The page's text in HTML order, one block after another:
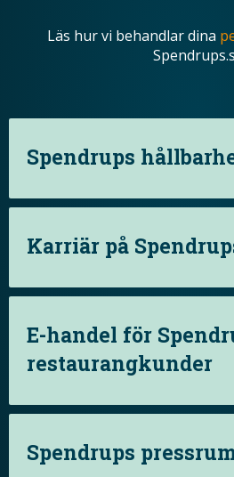
Läs hur vi behandlar dina
Spendrups
Karriär på
E-handel för
restaurangkunder
Spendrups